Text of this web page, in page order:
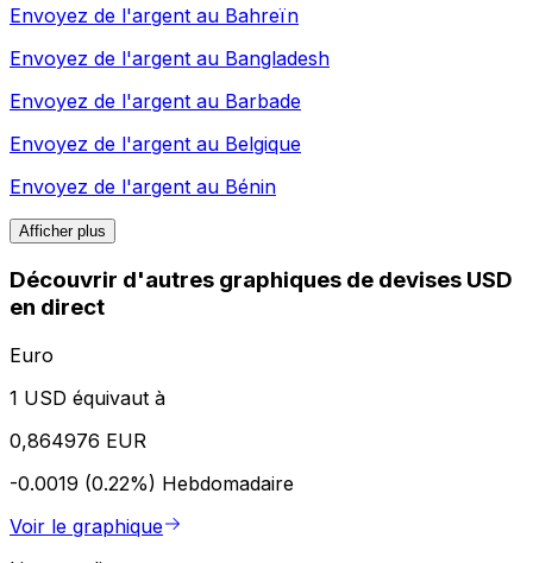
Envoyez de l'argent au Bahreïn
Envoyez de l'argent au Bangladesh
Envoyez de l'argent au Barbade
Envoyez de l'argent au Belgique
Envoyez de l'argent au Bénin
Afficher plus
Découvrir d'autres graphiques de devises USD
en direct
Euro
1 USD équivaut à
0,864976 EUR
-0.0019 (0.22%) Hebdomadaire
Voir le graphique